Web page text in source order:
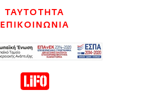
ΤΑΥΤΟΤΗΤΑ
ΕΠΙΚΟΙΝΩΝΙΑ